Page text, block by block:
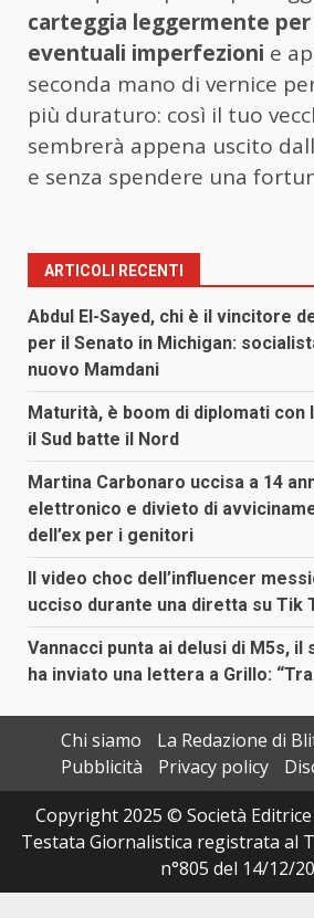
carteggia leggermente
eventuali imperfezioni e
seconda mano di vernice
più duraturo: così il tuo
sembrerà appena uscito
e senza spendere una
ARTICOLI RECENTI
Abdul El-Sayed, chi è il vincitore
per il Senato in Michigan:
nuovo Mamdani
Maturità, è boom di diplomati con
il Sud batte il Nord
Martina Carbonaro uccisa a 14
elettronico e divieto di
dell’ex per i genitori
Il video choc dell’influencer
ucciso durante una diretta su Tik
Vannacci punta ai delusi di M5s,
ha inviato una lettera a Grillo:
Chi siamo
La Redazione di
Pubblicità
Privacy policy
Copyright 2025 © Società
Testata Giornalistica registrata al
n°805 del 14/12/